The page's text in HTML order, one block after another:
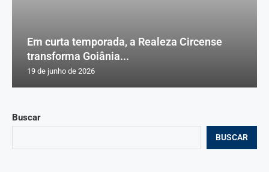
Buscar
BUSCAR
Em curta temporada, a Realeza Circense
transforma Goiânia...
19 de junho de 2026